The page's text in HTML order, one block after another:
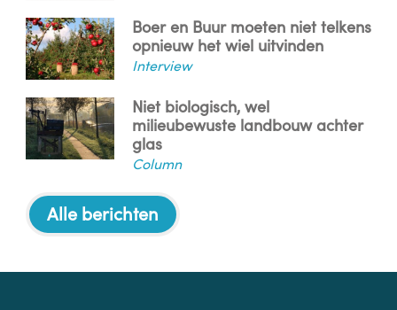
Boer en Buur moeten niet telkens
opnieuw het wiel uitvinden
Interview
Niet biologisch, wel
milieubewuste landbouw achter
glas
Column
Alle berichten